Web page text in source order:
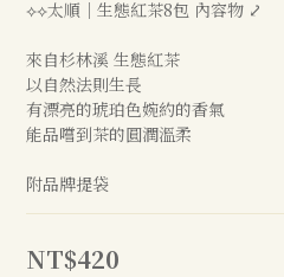
⟡⟡太順｜生態紅茶8包 內容物 ⤦
來自杉林溪 生態紅茶
以自然法則生長
有漂亮的琥珀色婉約的香氣
能品嚐到茶的圓潤溫柔
附品牌提袋
NT$420